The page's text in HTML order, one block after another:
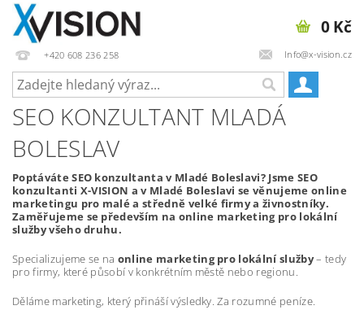
+420 608 236 258 Info@x-vision.cz
0 Kč
SEO KONZULTANT MLADÁ
BOLESLAV
Poptáváte SEO konzultanta v Mladé Boleslavi? Jsme SEO
konzultanti X-VISION a v Mladé Boleslavi se věnujeme online
marketingu pro malé a středně velké firmy a živnostníky.
Zaměřujeme se především na online marketing pro lokální
služby všeho druhu.
Specializujeme se na online marketing pro lokální služby– tedy
pro firmy, které působí v konkrétním městě nebo regionu.
Děláme marketing, který přináší výsledky. Za rozumné peníze.